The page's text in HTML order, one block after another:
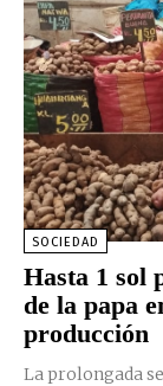
SOCIEDAD
Hasta 1 sol
de la papa
producción
La prolongada